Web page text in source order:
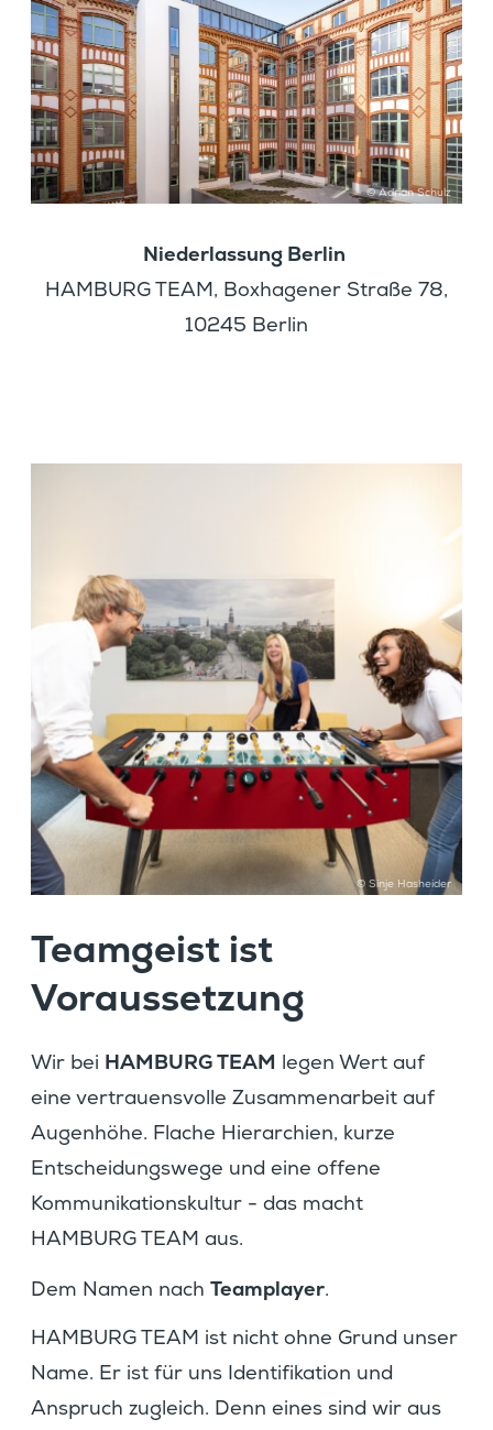
o
r
e
© Adrian Schulz
Nieder­las­sung Berlin
HAMBURG TEAM, Boxha­gener Straße 78,
10245 Berlin
© Sinje Hasheider
Teamgeist ist
Voraussetzung
Wir bei HAMBURG TEAM legen Wert auf
eine vertrau­ens­volle Zusam­men­ar­beit auf
Augen­höhe. Flache Hierar­chien, kurze
Entschei­dungs­wege und eine offene
Kommu­ni­ka­ti­ons­kultur - das macht
HAMBURG TEAM aus.
Dem Namen nach Teamplayer.
HAMBURG TEAM ist nicht ohne Grund unser
Name. Er ist für uns Identi­fi­ka­tion und
Anspruch zugleich. Denn eines sind wir aus